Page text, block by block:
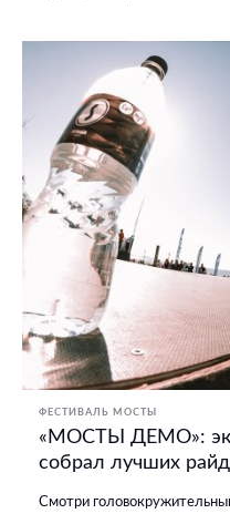
ФЕСТИВАЛЬ МОСТЫ
«МОСТЫ ДЕМО»:
собрал лучших
Смотри